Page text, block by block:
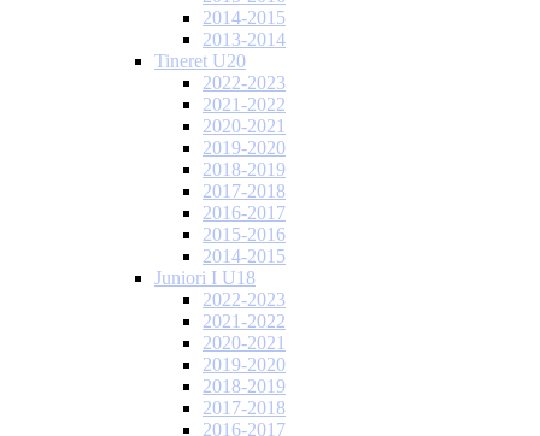
2014-2015
2013-2014
Tineret U20
2022-2023
2021-2022
2020-2021
2019-2020
2018-2019
2017-2018
2016-2017
2015-2016
2014-2015
Juniori I U18
2022-2023
2021-2022
2020-2021
2019-2020
2018-2019
2017-2018
2016-2017